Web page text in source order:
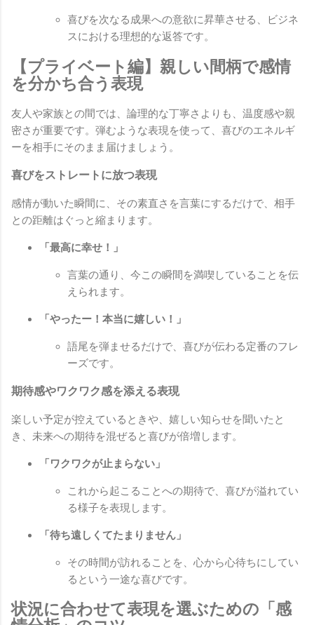
喜びを次なる成果への意欲に昇華させる、ビジネ
スにおける理想的な返答です。
【プライベート編】親しい間柄で感情
を分かち合う表現
友人や家族との間では、論理的な丁寧さよりも、温度感や親
密さが重要です。弾むような表現を使って、喜びのエネルギ
ーを相手にそのまま届けましょう。
喜びをストレートに放つ表現
感情が動いた瞬間に、その素直さを言葉にするだけで、相手
との距離はぐっと縮まります。
「最高に幸せ！」
言葉の通り、今この瞬間を満喫していることを伝
えられます。
「やったー！本当に嬉しい！」
語尾を弾ませるだけで、喜びが伝わる定番のフレ
ーズです。
期待感やワクワク感を添える表現
楽しい予定が控えているときや、嬉しい知らせを聞いたと
き、未来への期待を混ぜると喜びが倍増します。
「ワクワクが止まらない」
これから起こることへの期待で、喜びが溢れてい
る様子を表現します。
「待ち遠しくてたまりません」
その時間が訪れることを、心から心待ちにしてい
るという一途な喜びです。
状況に合わせて表現を選ぶための「感